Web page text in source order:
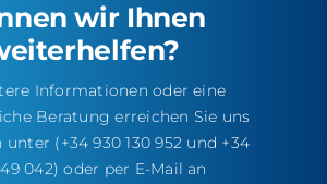
wir Ihnen
Informationen oder eine
Beratung erreichen Sie uns
(+34 930 130 952 und +34
042) oder per E-Mail an